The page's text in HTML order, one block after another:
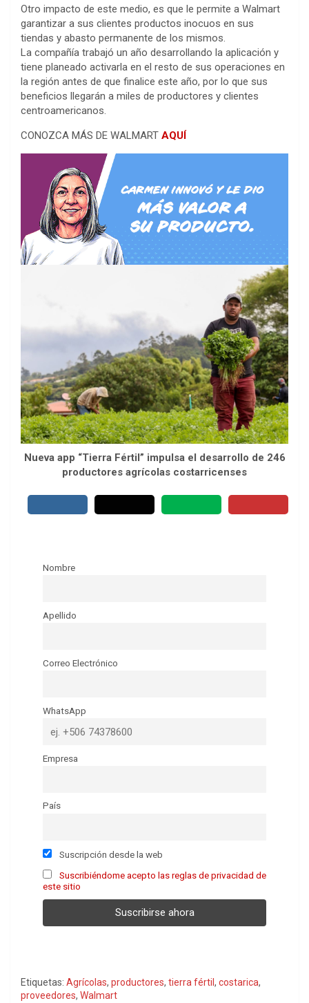
Otro impacto de este medio, es que le permite a Walmart
garantizar a sus clientes productos inocuos en sus
tiendas y abasto permanente de los mismos.
La compañía trabajó un año desarrollando la aplicación y
tiene planeado activarla en el resto de sus operaciones en
la región antes de que finalice este año, por lo que sus
beneficios llegarán a miles de productores y clientes
centroamericanos.
CONOZCA MÁS DE WALMART AQUÍ
Nueva app “Tierra Fértil” impulsa el desarrollo de 246
productores agrícolas costarricenses
Nombre
Apellido
Correo Electrónico
WhatsApp
Empresa
País
Suscripción desde la web
Suscribiéndome acepto las reglas de privacidad de
este sitio
Etiquetas: Agrícolas, productores, tierra fértil , costarica,
proveedores, Walmart